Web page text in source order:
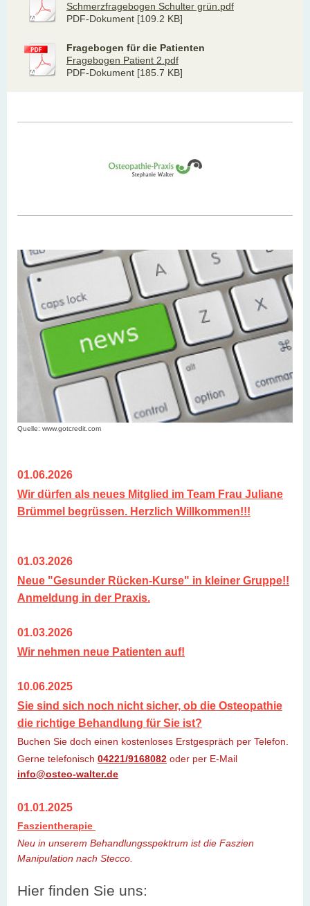
Schmerzfragebogen Schulter grün.pdf
PDF-Dokument [109.2 KB]
Fragebogen für die Patienten
Fragebogen Patient 2.pdf
PDF-Dokument [185.7 KB]
Quelle: www.gotcredit.com
01.06.2026
Wir dürfen als neues Mitglied im Team Frau Juliane
Brümmel begrüssen. Herzlich Willkommen!!!
01.03.2026
Neue "Gesunder Rücken-Kurse" in kleiner Gruppe!!
Anmeldung in der Praxis.
01.03.2026
Wir nehmen neue Patienten auf!
10.06.2025
Sie sind sich noch nicht sicher, ob die Osteopathie
die richtige Behandlung für Sie ist?
Buchen Sie doch einen kostenloses Erstgespräch per Telefon.
Gerne telefonisch 04221/9168082 oder per E-Mail
info@osteo-walter.de
01.01.2025
Faszientherapie
Neu in unserem Behandlungsspektrum ist die Faszien
Manipulation nach Stecco.
Hier finden Sie uns: